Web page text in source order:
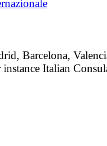
Barcelona,
Italian